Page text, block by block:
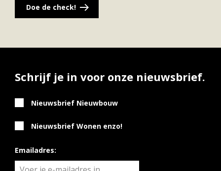
de auto zit je trouwens ook zo op de A27 of A12.
midden in het leven.
Doe de check!
Schrijf je in voor onze nieuwsbrief.
Nieuwsbrief Nieuwbouw
Nieuwsbrief Wonen enzo!
Emailadres: